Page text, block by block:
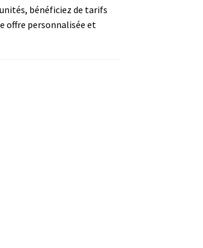
bénéficiez de tarifs
offre personnalisée et